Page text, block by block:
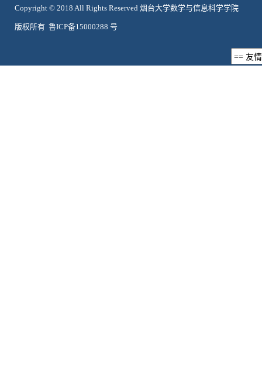
Copyright © 2018 All Rights Reserved 烟台大学数学与信息科学学院
版权所有 鲁ICP备15000288 号